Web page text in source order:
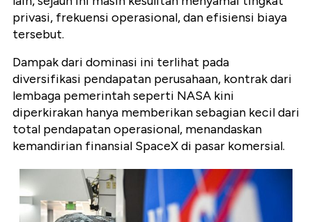
privasi, frekuensi operasional, dan efisiensi biaya
tersebut.
Dampak dari dominasi ini terlihat pada
diversifikasi pendapatan perusahaan, kontrak dari
lembaga pemerintah seperti NASA kini
diperkirakan hanya memberikan sebagian kecil dari
total pendapatan operasional, menandaskan
kemandirian finansial SpaceX di pasar komersial.